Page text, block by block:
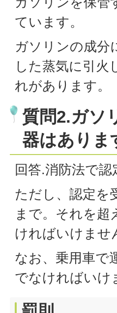
ています。
ガソリンの成分
した蒸気に引火
れがあります。
質問2.ガソ
器はありま
回答.消防法で
ただし、認定を
まで。それを超
ければいけませ
なお、乗用車で
でなければいけ